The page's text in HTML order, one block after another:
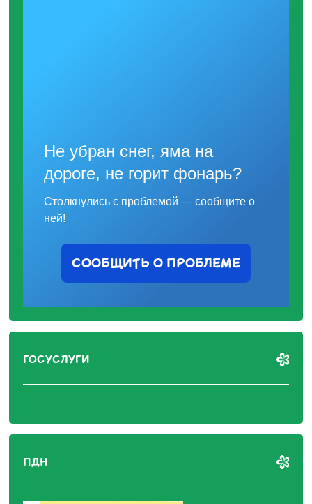
Не убран снег, яма на
дороге, не горит фонарь?
Столкнулись с проблемой — сообщите о
ней!
СООБЩИТЬ О ПРОБЛЕМЕ
ГОСУСЛУГИ
ПДН